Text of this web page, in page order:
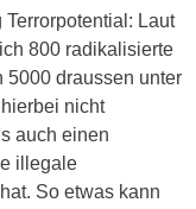
Laut
800 radikalisierte
5000 draussen unter
nicht
auch einen
illegale
So etwas kann